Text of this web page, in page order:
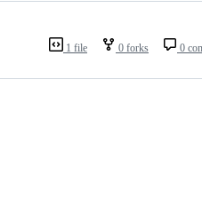
1 file 0 forks 0